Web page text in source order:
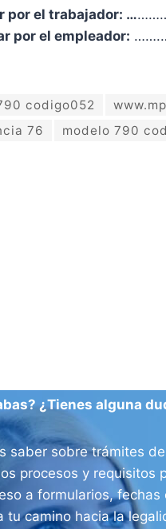
por el trabajador: …
por el empleador:
codigo052
76
modelo 790
¿Tienes alguna
saber sobre trámites
procesos y requisitos
a formularios,
tu camino hacia la